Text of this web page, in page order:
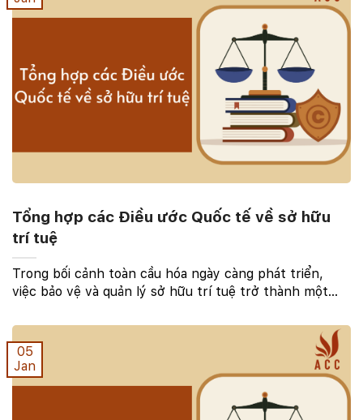
Tổng hợp các Điều ước Quốc tế về sở hữu
trí tuệ
Trong bối cảnh toàn cầu hóa ngày càng phát triển,
việc bảo vệ và quản lý sở hữu trí tuệ trở thành một
giải quyết những vấn đề phức tạp này, các quốc ...
05
Jan